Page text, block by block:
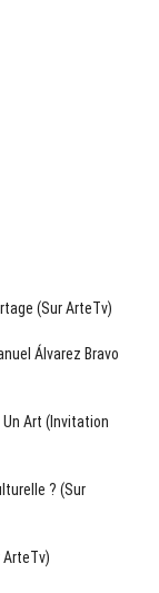
(sur ArteTv)
Álvarez Bravo
Un Art (Invitation
? (sur
ArteTv)